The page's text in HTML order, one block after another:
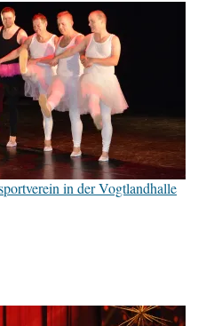
in der Vogtlandhalle